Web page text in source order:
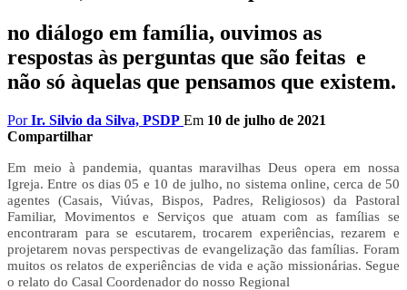
no diálogo em família, ouvimos as
respostas às perguntas que são feitas e
não só àquelas que pensamos que existem.
PorIr. Silvio da Silva, PSDP Em 10 de julho de 2021
Compartilhar
Em meio à pandemia, quantas maravilhas Deus opera em nossa
Igreja. Entre os dias 05 e 10 de julho, no sistema online, cerca de 50
agentes (Casais, Viúvas, Bispos, Padres, Religiosos) da Pastoral
Familiar, Movimentos e Serviços que atuam com as famílias se
encontraram para se escutarem, trocarem experiências, rezarem e
projetarem novas perspectivas de evangelização das famílias. Foram
muitos os relatos de experiências de vida e ação missionárias. Segue
o relato do Casal Coordenador do nosso Regional